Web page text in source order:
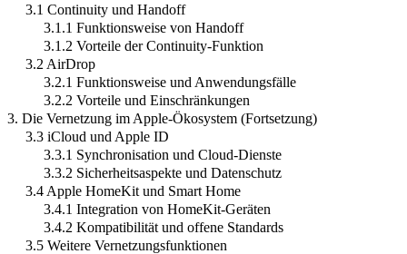
3.1 Continuity und Handoff
3.1.1 Funktionsweise von Handoff
3.1.2 Vorteile der Continuity-Funktion
3.2 AirDrop
3.2.1 Funktionsweise und Anwendungsfälle
3.2.2 Vorteile und Einschränkungen
3. Die Vernetzung im Apple-Ökosystem (Fortsetzung)
3.3 iCloud und Apple ID
3.3.1 Synchronisation und Cloud-Dienste
3.3.2 Sicherheitsaspekte und Datenschutz
3.4 Apple HomeKit und Smart Home
3.4.1 Integration von HomeKit-Geräten
3.4.2 Kompatibilität und offene Standards
3.5 Weitere Vernetzungsfunktionen